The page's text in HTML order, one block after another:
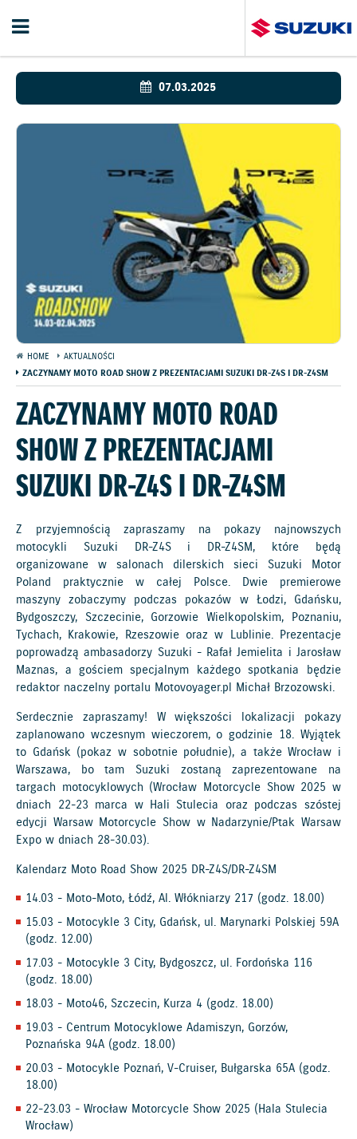
07.03.2025
HOME
AKTUALNOŚCI
ZACZYNAMY MOTO ROAD SHOW Z PREZENTACJAMI SUZUKI DR-Z4S I DR-Z4SM
ZACZYNAMY MOTO ROAD
SHOW Z PREZENTACJAMI
SUZUKI DR-Z4S I DR-Z4SM
Z przyjemnością zapraszamy na pokazy najnowszych
motocykli Suzuki DR-Z4S i DR-Z4SM, które będą
organizowane w salonach dilerskich sieci Suzuki Motor
Poland praktycznie w całej Polsce. Dwie premierowe
maszyny zobaczymy podczas pokazów w Łodzi, Gdańsku,
Bydgoszczy, Szczecinie, Gorzowie Wielkopolskim, Poznaniu,
Tychach, Krakowie, Rzeszowie oraz w Lublinie. Prezentacje
poprowadzą ambasadorzy Suzuki - Rafał Jemielita i Jarosław
Maznas, a gościem specjalnym każdego spotkania będzie
redaktor naczelny portalu Motovoyager.pl Michał Brzozowski.
Serdecznie zapraszamy! W większości lokalizacji pokazy
zaplanowano wczesnym wieczorem, o godzinie 18. Wyjątek
to Gdańsk (pokaz w sobotnie południe), a także Wrocław i
Warszawa, bo tam Suzuki zostaną zaprezentowane na
targach motocyklowych (Wrocław Motorcycle Show 2025 w
dniach 22-23 marca w Hali Stulecia oraz podczas szóstej
edycji Warsaw Motorcycle Show w Nadarzynie/Ptak Warsaw
Expo w dniach 28-30.03).
Kalendarz Moto Road Show 2025 DR-Z4S/DR-Z4SM
14.03 - Moto-Moto, Łódź, Al. Włókniarzy 217 (godz. 18.00)
15.03 - Motocykle 3 City, Gdańsk, ul. Marynarki Polskiej 59A
(godz. 12.00)
17.03 - Motocykle 3 City, Bydgoszcz, ul. Fordońska 116
(godz. 18.00)
18.03 - Moto46, Szczecin, Kurza 4 (godz. 18.00)
19.03 - Centrum Motocyklowe Adamiszyn, Gorzów,
Poznańska 94A (godz. 18.00)
20.03 - Motocykle Poznań, V-Cruiser, Bułgarska 65A (godz.
18.00)
22-23.03 - Wrocław Motorcycle Show 2025 (Hala Stulecia
Wrocław)